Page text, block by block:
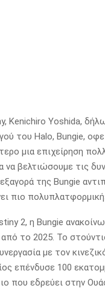
Kenichiro Yoshida,
του Halo, Bungie,
μια επιχείρηση
να βελτιώσουμε τις
της Bungie
πιο
2, η Bungie
το 2025. Το
με τον
επένδυσε 100
που εδρεύει στην